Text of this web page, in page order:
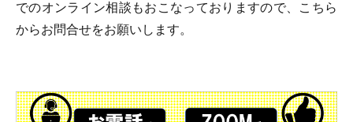
でのオンライン相談もおこなっておりますので、こちら
からお問合せをお願いします。